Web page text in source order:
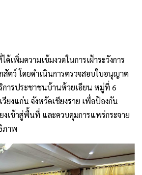
เพิ่มความเข้มงวดในการเฝ้าระวังการ
สัตว์ โดยดำเนินการตรวจสอบใบอนุญาต
การประชาชนบ้านห้วยเอียน หมู่ที่ 6
ยงแก่น จังหวัดเชียงราย เพื่อป้องกัน
งเข้าสู่พื้นที่ และควบคุมการแพร่กระจาย
ภาพ